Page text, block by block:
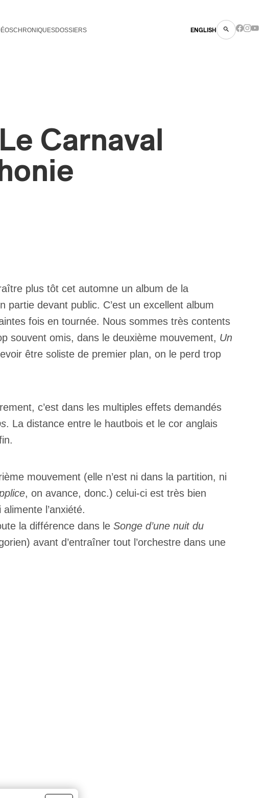
CHRONIQUESDOSSIERS ENGLISH
Carnaval
plus tôt cet automne un album de la
devant public. C’est un excellent album
fois en tournée. Nous sommes très contents
souvent omis, dans le deuxième mouvement, Un
être soliste de premier plan, on le perd trop
c’est dans les multiples effets demandés
. La distance entre le hautbois et le cor anglais
mouvement (elle n’est ni dans la partition, ni
, on avance, donc.) celui-ci est très bien
l’anxiété.
la différence dans le Songe d’une nuit du
avant d’entraîner tout l’orchestre dans une